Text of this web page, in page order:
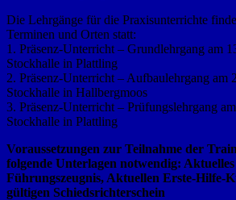
Die Lehrgänge für die Praxisunterrichte
Terminen und Orten statt:
1. Präsenz-Unterricht – Grundlehrgang am
Stockhalle in Plattling
2. Präsenz-Unterricht – Aufbaulehrgang am
Stockhalle in Hallbergmoos
3. Präsenz-Unterricht – Prüfungslehrgang
Stockhalle in Plattling
Voraussetzungen zur Teilnahme der
folgende Unterlagen notwendig:
Führungszeugnis, Aktuellen Erste-Hilfe-
gültigen Schiedsrichterschein